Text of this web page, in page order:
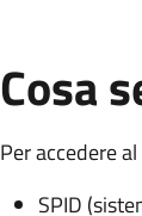
Cosa
Per accedere
SPID